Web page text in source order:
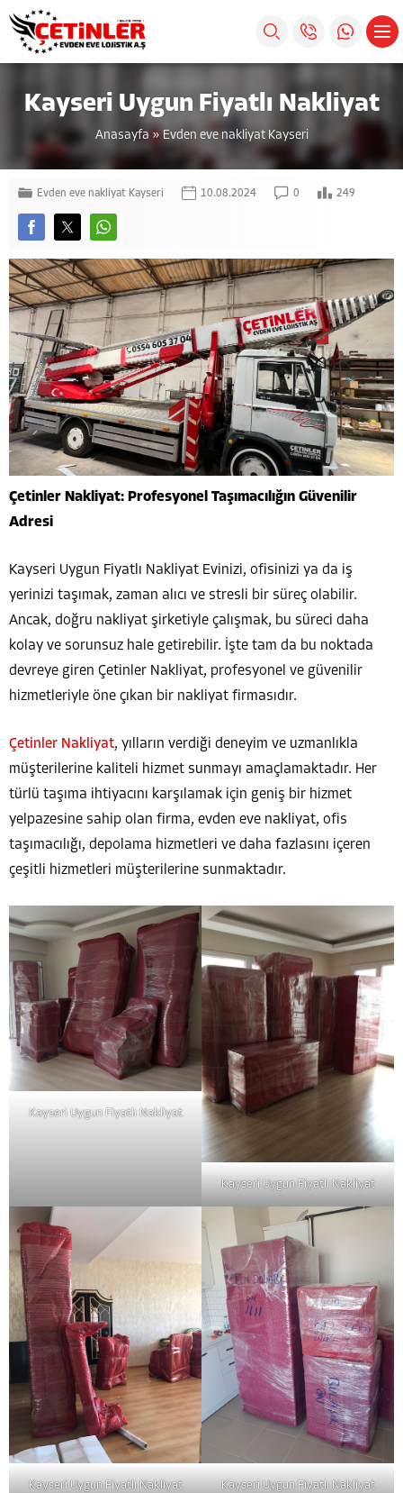
Kayseri Uygun Fiyatlı Nakliyat
Anasayfa » Evden eve nakliyat Kayseri
Evden eve nakliyat Kayseri 10.08.2024 0 249
Çetinler Nakliyat: Profesyonel Taşımacılığın Güvenilir
Adresi
Kayseri Uygun Fiyatlı Nakliyat Evinizi, ofisinizi ya da iş
yerinizi taşımak, zaman alıcı ve stresli bir süreç olabilir.
Ancak, doğru nakliyat şirketiyle çalışmak, bu süreci daha
kolay ve sorunsuz hale getirebilir. İşte tam da bu noktada
devreye giren Çetinler Nakliyat, profesyonel ve güvenilir
hizmetleriyle öne çıkan bir nakliyat firmasıdır.
Çetinler Nakliyat, yılların verdiği deneyim ve uzmanlıkla
müşterilerine kaliteli hizmet sunmayı amaçlamaktadır. Her
türlü taşıma ihtiyacını karşılamak için geniş bir hizmet
yelpazesine sahip olan firma, evden eve nakliyat, ofis
taşımacılığı, depolama hizmetleri ve daha fazlasını içeren
çeşitli hizmetleri müşterilerine sunmaktadır.
Kayseri Uygun Fiyatlı Nakliyat
Kayseri Uygun Fiyatlı Nakliyat
Kayseri Uygun Fiyatlı Nakliyat Kayseri Uygun Fiyatlı Nakliyat